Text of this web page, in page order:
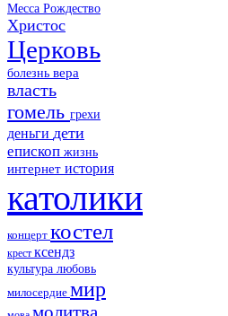
Месса Рождество
Христос
Церковь
болезнь вера
власть
гомель грехи
деньги дети
епископ жизнь
интернет история
католики
концерт костел
крест ксендз
культура любовь
милосердие мир